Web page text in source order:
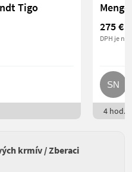
Tigo
275 €
DPH je
4 hod.
krmív / Zberaci